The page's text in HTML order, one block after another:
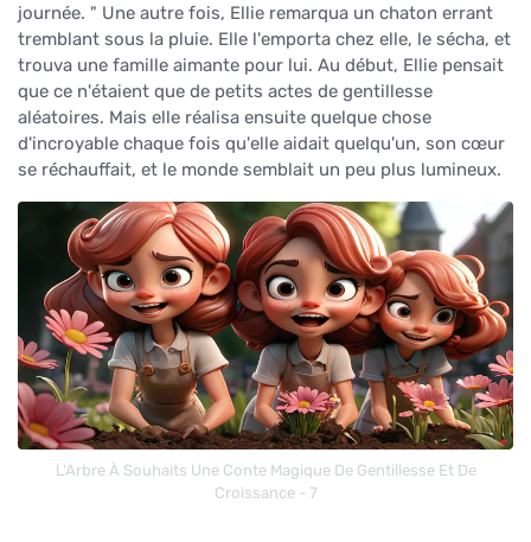
journée. " Une autre fois, Ellie remarqua un chaton errant
tremblant sous la pluie. Elle l'emporta chez elle, le sécha, et
trouva une famille aimante pour lui. Au début, Ellie pensait
que ce n'étaient que de petits actes de gentillesse
aléatoires. Mais elle réalisa ensuite quelque chose
d'incroyable chaque fois qu'elle aidait quelqu'un, son cœur
se réchauffait, et le monde semblait un peu plus lumineux.
L'Arbre À Souhaits Une Conte Magique De Gentillesse Et De
Croissance - 7